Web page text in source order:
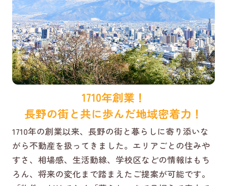
1710年創業！
長野の街と共に歩んだ地域密着力！
1710年の創業以来、長野の街と暮らしに寄り添いな
がら不動産を扱ってきました。エリアごとの住みや
すさ、相場感、生活動線、学校区などの情報はもち
ろん、将来の変化まで踏まえたご提案が可能です。